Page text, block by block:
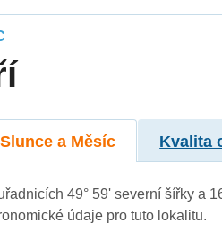
Slunce a Měsíc Kvalita
49° 59' severní šířky a
údaje pro tuto lokalitu.